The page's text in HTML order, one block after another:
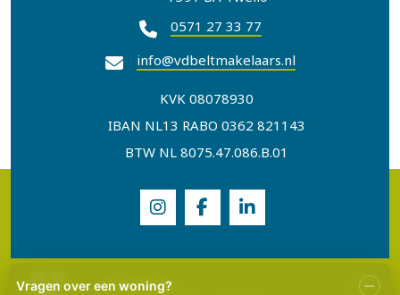
0571 27 33 77
info@vdbeltmakelaars.nl
KVK 08078930
IBAN NL13 RABO 0362 821143
BTW NL 8075.47.086.B.01